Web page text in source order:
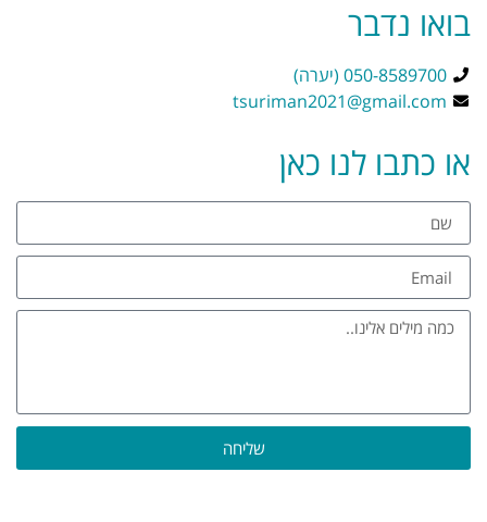
בואו נדבר
050-8589700 (יערה)
tsuriman2021@gmail.com
או כתבו לנו כאן
שליחה